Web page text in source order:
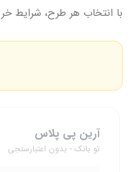
با انتخاب هر طرح، شرایط
آرین پی پلاس
تو بانک - بدون اعتبارسنجی